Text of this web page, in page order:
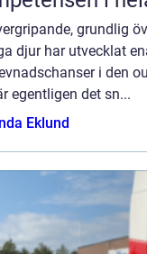
grundlig
djur har utvecklat
i den
egentligen det sn...
Eklund